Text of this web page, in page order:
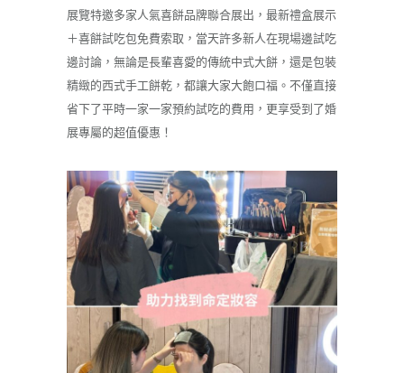
展覽特邀多家人氣喜餅品牌聯合展出，最新禮盒展示
＋喜餅試吃包免費索取，當天許多新人在現場邊試吃
邊討論，無論是長輩喜愛的傳統中式大餅，還是包裝
精緻的西式手工餅乾，都讓大家大飽口福。不僅直接
省下了平時一家一家預約試吃的費用，更享受到了婚
展專屬的超值優惠！